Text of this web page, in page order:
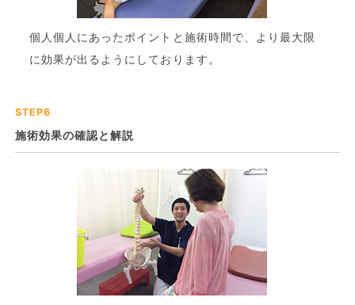
個人個人にあったポイントと施術時間で、より最大限
に効果が出るようにしております。
STEP6
施術効果の確認と解説